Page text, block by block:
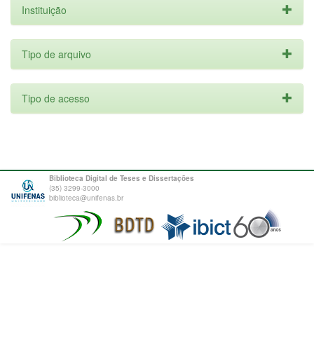
Instituição
Tipo de arquivo
Tipo de acesso
Biblioteca Digital de Teses e Dissertações
(35) 3299-3000
biblioteca@unifenas.br